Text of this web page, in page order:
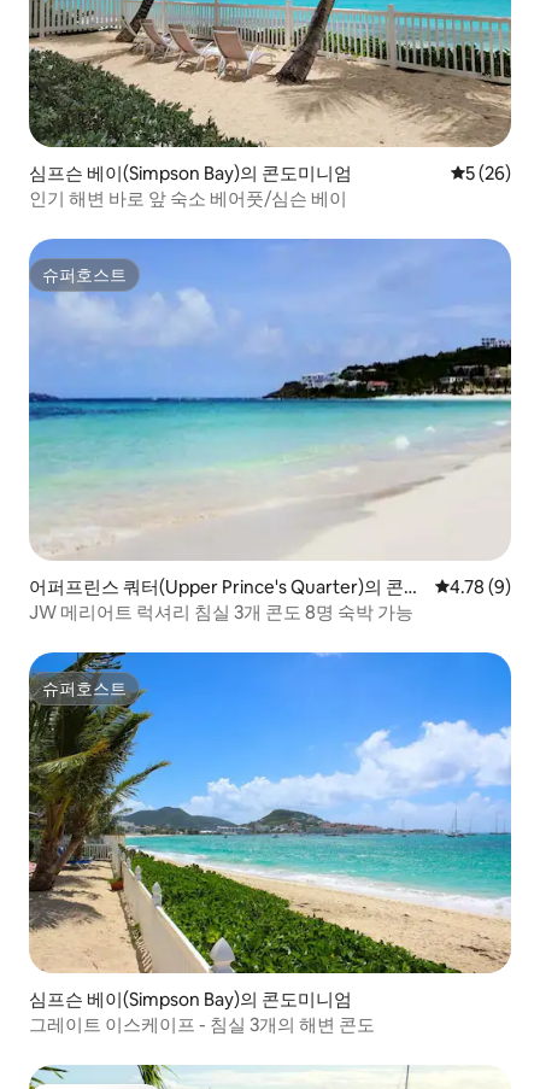
심프슨 베이(Simpson Bay)의 콘도미니엄 평점 5점(5
5 (26)
인기 해변 바로 앞 숙소 베어풋/심슨 베이
슈퍼호스트
슈퍼호스트
어퍼프린스 쿼터(Upper Prince's Quarter)의 콘도
미니엄
평점 4.78점
4.78 (9)
JW 메리어트 럭셔리 침실 3개 콘도 8명 숙박 가능
슈퍼호스트
슈퍼호스트
심프슨 베이(Simpson Bay)의 콘도미니엄
그레이트 이스케이프 - 침실 3개의 해변 콘도